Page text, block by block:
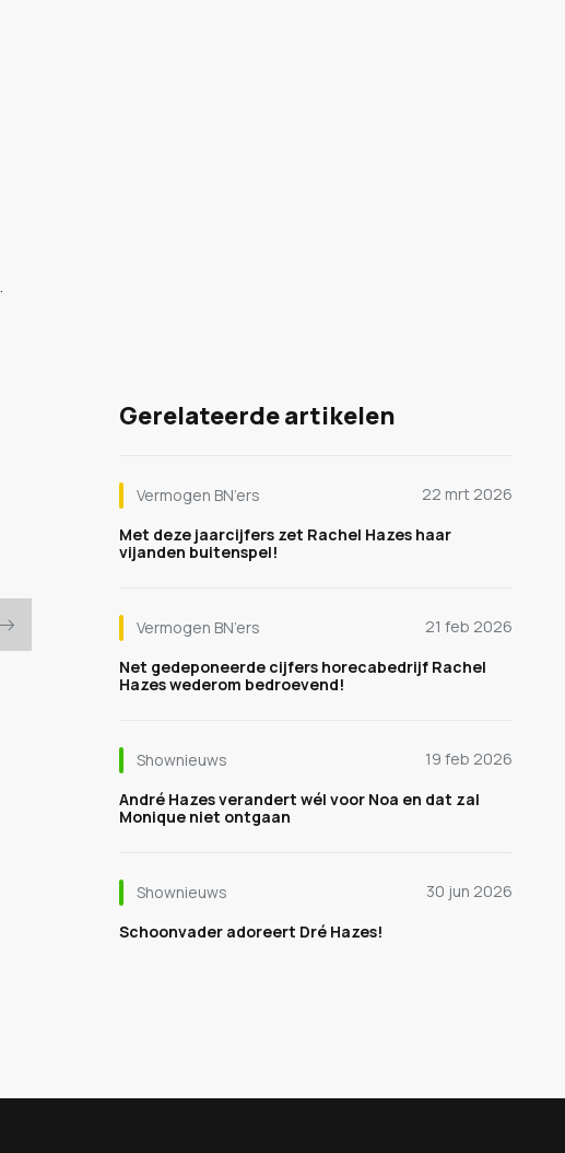
Gerelateerde artikelen
Vermogen BN’ers
22 mrt 2026
Met deze jaarcijfers zet Rachel Hazes haar
vijanden buitenspel!
Vermogen BN’ers
21 feb 2026
Net gedeponeerde cijfers horecabedrijf Rachel
Hazes wederom bedroevend!
Shownieuws
19 feb 2026
André Hazes verandert wél voor Noa en dat zal
Monique niet ontgaan
Shownieuws
30 jun 2026
Schoonvader adoreert Dré Hazes!